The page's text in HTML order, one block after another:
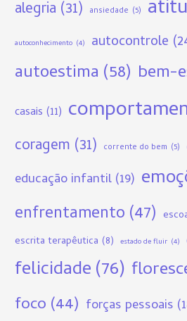
alegria (31) ansiedade (5)
autoconhecimento (4) autocontrole
autoestima (58) bem-
casais (11)
coragem (31) corrente do bem (5)
educação infantil(19)
enfrentamento (47)
escrita terapêutica (8) estado de fluir (4)
felicidade(76)
foco (44) forças pessoais